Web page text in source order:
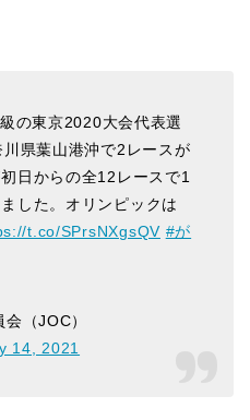
の東京2020大会代表選
県葉山港沖で2レースが
日からの全12レースで1
した。オリンピックは
t.co/SPrsNXgsQV #が
（JOC）
14, 2021